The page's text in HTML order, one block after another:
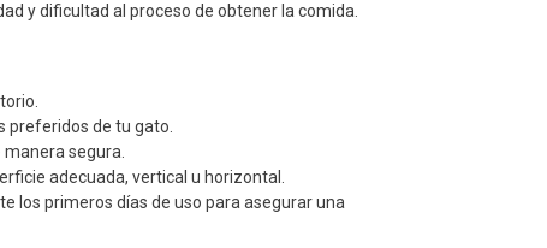
y dificultad al proceso de obtener la comida.
preferidos de tu gato.
segura.
adecuada, vertical u horizontal.
los primeros días de uso para asegurar una